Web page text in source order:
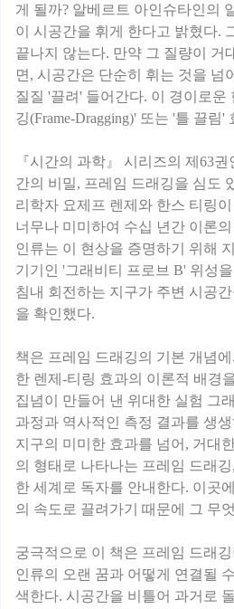
게 될까? 알베르트 아인슈타인의
이 시공간을 휘게 한다고 밝혔다.
끝나지 않는다. 만약 그 질량이 거
면, 시공간은 단순히 휘는 것을 넘
질질 '끌려' 들어간다. 이 경이로운
깅(Frame-Dragging)' 또는 '틀 끌림'
『시간의 과학』 시리즈의 제63
간의 비밀, 프레임 드래깅을 심도
리학자 요제프 렌제와 한스 티링
너무나 미미하여 수십 년간 이론
인류는 이 현상을 증명하기 위해
기기인 '그래비티 프로브 B' 위성
침내 회전하는 지구가 주변 시공
을 확인했다.
책은 프레임 드래깅의 기본 개념
한 렌제-티링 효과의 이론적 배경
집념이 만들어 낸 위대한 실험 그
과정과 역사적인 측정 결과를 생
지구의 미미한 효과를 넘어, 거대
의 형태로 나타나는 프레임 드래
한 세계로 독자를 안내한다. 이곳
의 속도로 끌려가기 때문에 그 무
궁극적으로 이 책은 프레임 드래
인류의 오랜 꿈과 어떻게 연결될
색한다. 시공간을 비틀어 과거로